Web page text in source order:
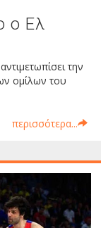
ο Ελ
την
ομίλων του
περισσότερα...